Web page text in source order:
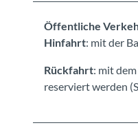
Öffentliche
Hinfahrt: mit der
Rückfahrt: mit
reserviert werden